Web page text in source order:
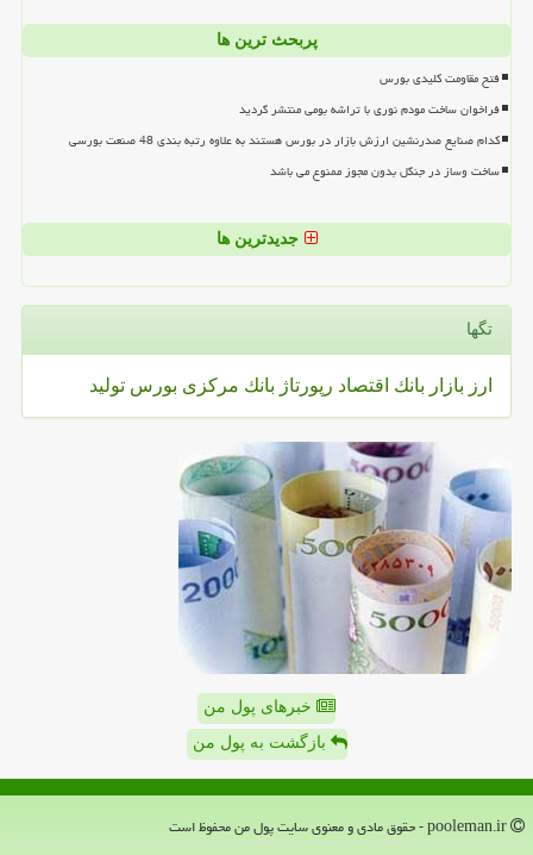
پربحث ترین ها
فتح مقاومت کلیدی بورس
فراخوان ساخت مودم نوری با تراشه بومی منتشر گردید
کدام صنایع صدرنشین ارزش بازار در بورس هستند به علاوه رتبه بندی 48 صنعت بورسی
ساخت وساز در جنگل بدون مجوز ممنوع می باشد
جدیدترین ها
تگها
ارز بازار بانك اقتصاد رپورتاژ بانك مركزی بورس تولید
خبرهای پول من
بازگشت به پول من